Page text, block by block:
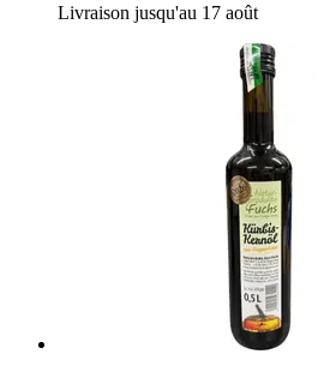
Livraison jusqu'au 17 août